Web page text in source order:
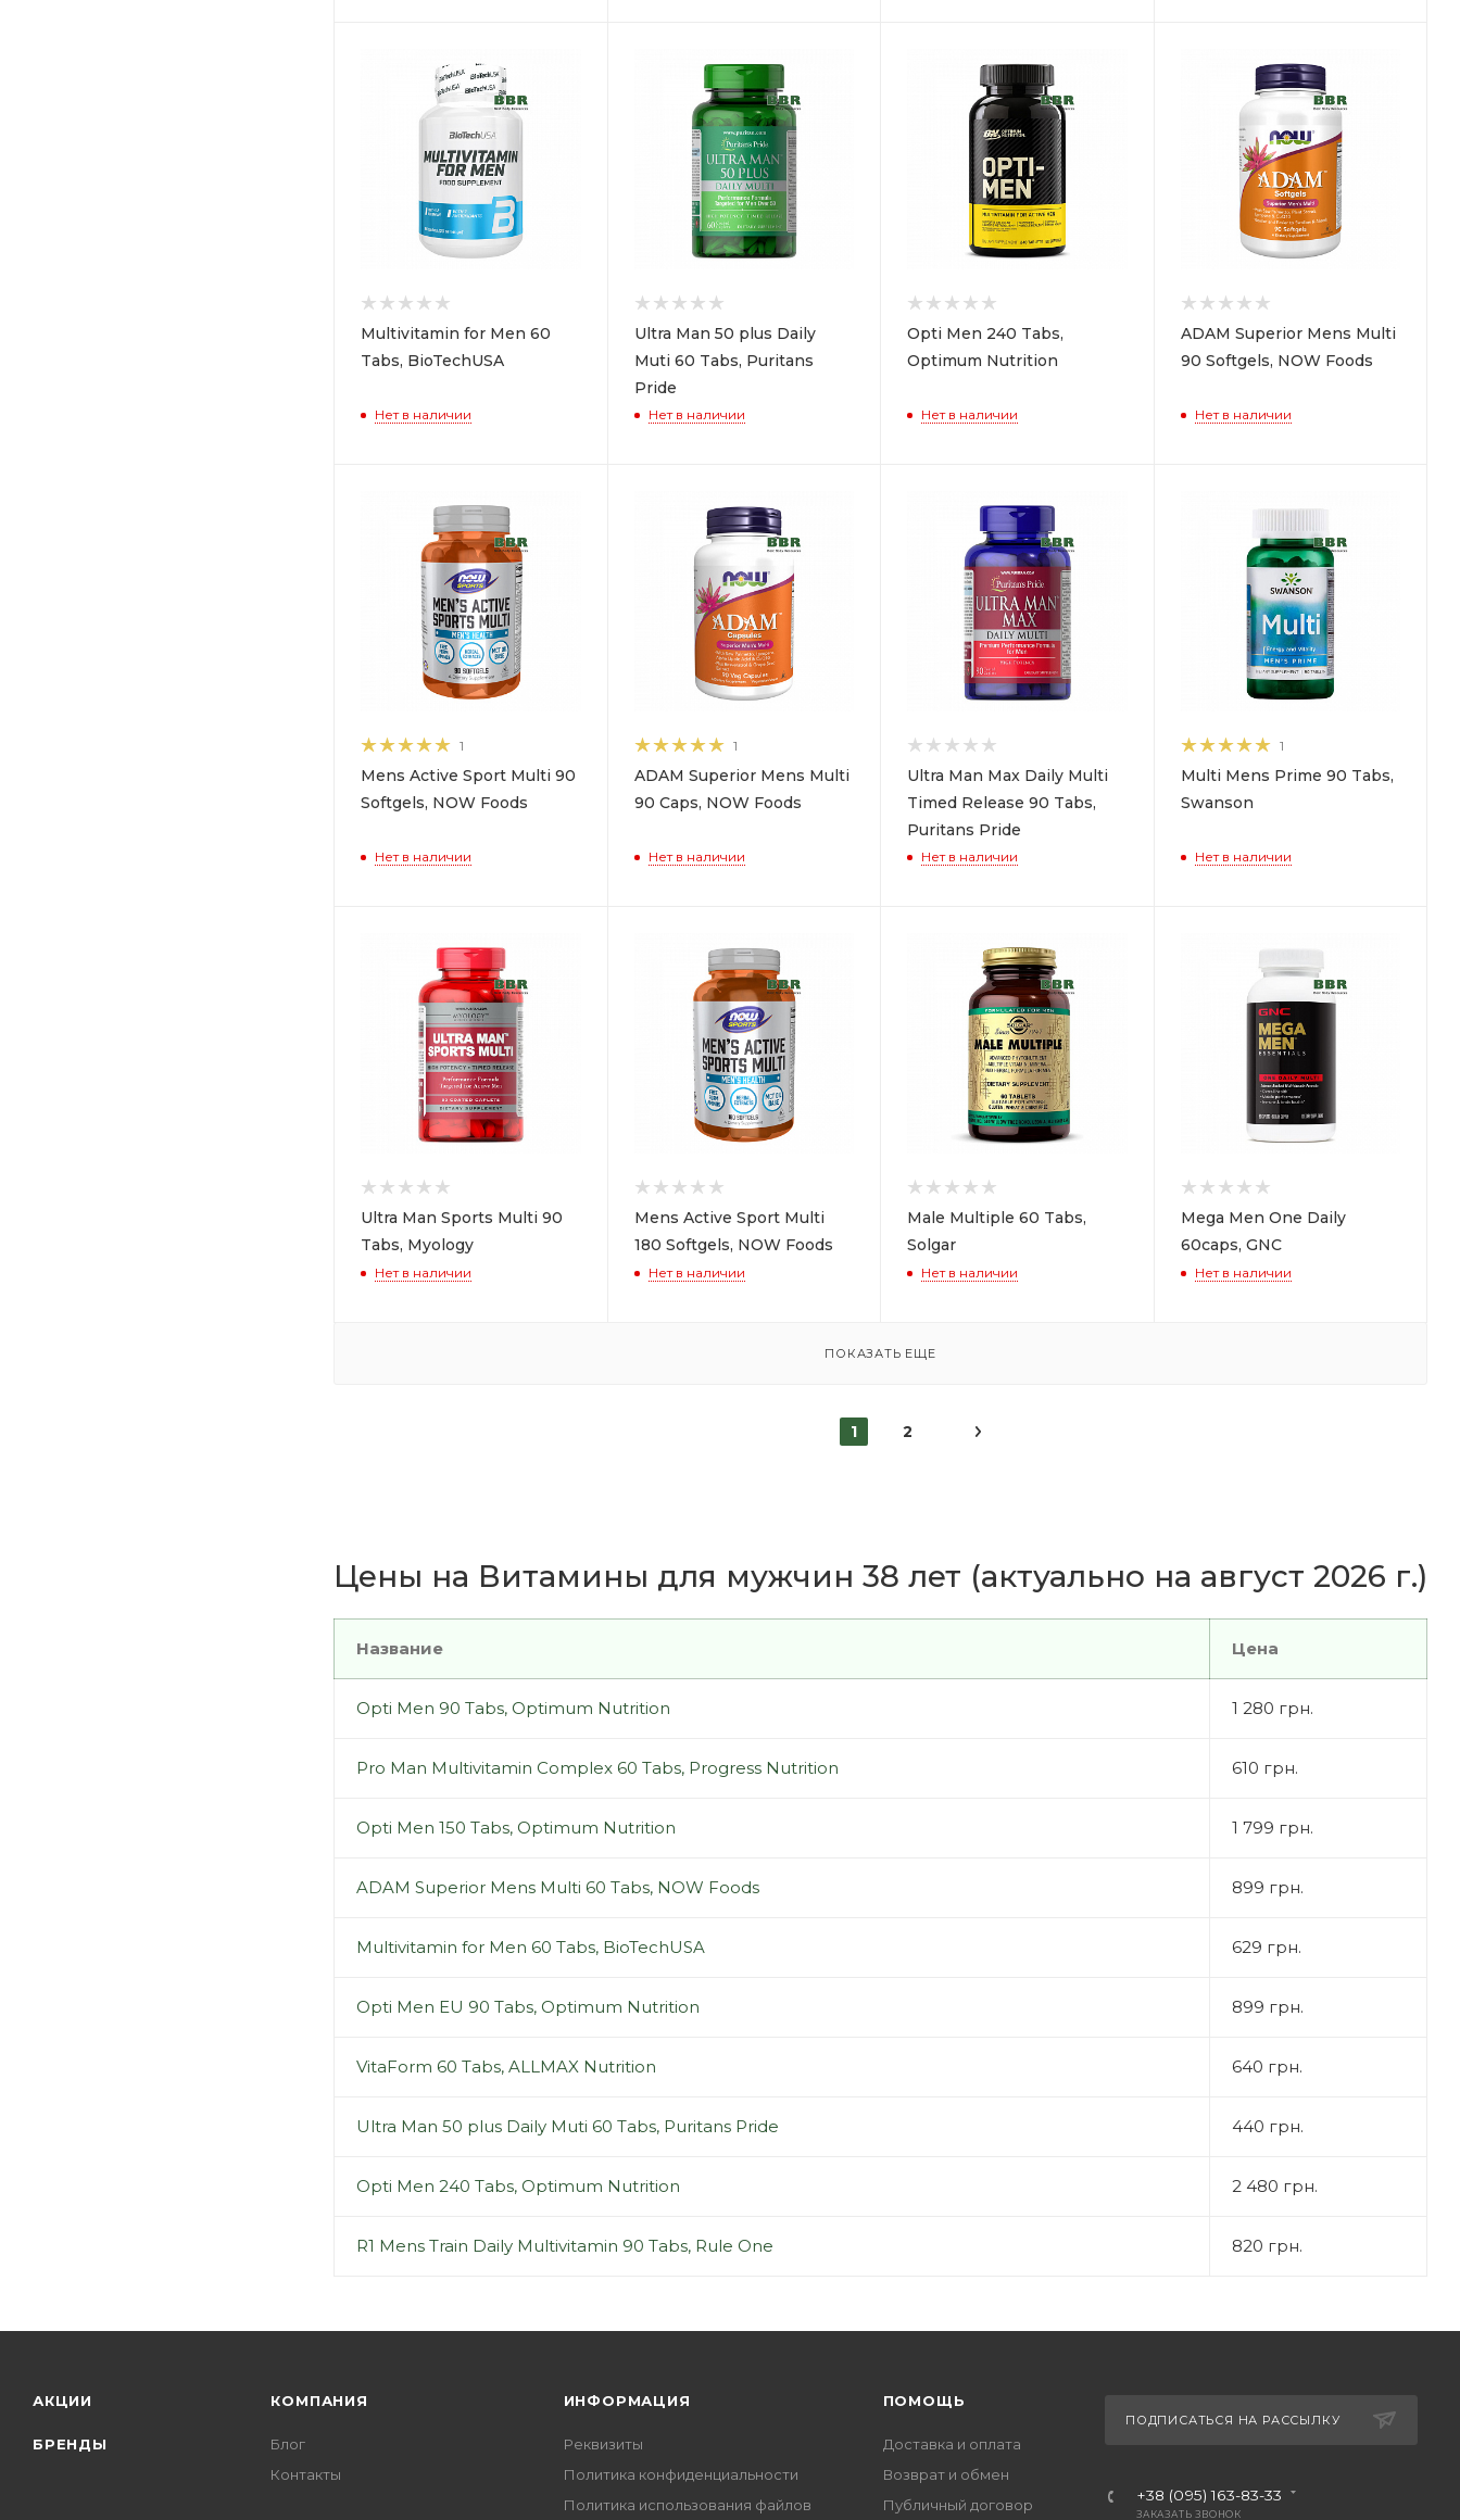
Multivitamin for Men 60
Tabs, BioTechUSA
Нет в наличии
Ultra Man 50 plus Daily
Muti 60 Tabs, Puritans
Pride
Нет в наличии
Opti Men 240 Tabs,
Optimum Nutrition
Нет в наличии
ADAM Superior Mens Multi
90 Softgels, NOW Foods
Нет в наличии
1
Mens Active Sport Multi 90
Softgels, NOW Foods
Нет в наличии
1
ADAM Superior Mens Multi
90 Caps, NOW Foods
Нет в наличии
Ultra Man Max Daily Multi
Timed Release 90 Tabs,
Puritans Pride
Нет в наличии
1
Multi Mens Prime 90 Tabs,
Swanson
Нет в наличии
Ultra Man Sports Multi 90
Tabs, Myology
Нет в наличии
Mens Active Sport Multi
180 Softgels, NOW Foods
Нет в наличии
Male Multiple 60 Tabs,
Solgar
Нет в наличии
Mega Men One Daily
60caps, GNC
Нет в наличии
ПОКАЗАТЬ ЕЩЕ
1 2
Цены на Витамины для мужчин 38 лет (актуально на август 2026 г.)
Название Цена
Opti Men 90 Tabs, Optimum Nutrition 1 280 грн.
Pro Man Multivitamin Complex 60 Tabs, Progress Nutrition 610 грн.
Opti Men 150 Tabs, Optimum Nutrition 1 799 грн.
ADAM Superior Mens Multi 60 Tabs, NOW Foods 899 грн.
Multivitamin for Men 60 Tabs, BioTechUSA 629 грн.
Opti Men EU 90 Tabs, Optimum Nutrition 899 грн.
VitaForm 60 Tabs, ALLMAX Nutrition 640 грн.
Ultra Man 50 plus Daily Muti 60 Tabs, Puritans Pride 440 грн.
Opti Men 240 Tabs, Optimum Nutrition 2 480 грн.
R1 Mens Train Daily Multivitamin 90 Tabs, Rule One 820 грн.
АКЦИИ
БРЕНДЫ
КОМПАНИЯ
Блог
Контакты
ИНФОРМАЦИЯ
Реквизиты
Политика конфиденциальности
Политика использования файлов
ПОМОЩЬ
Доставка и оплата
Возврат и обмен
Публичный договор
ПОДПИСАТЬСЯ НА РАССЫЛКУ
+38 (095) 163-83-33
ЗАКАЗАТЬ ЗВОНОК